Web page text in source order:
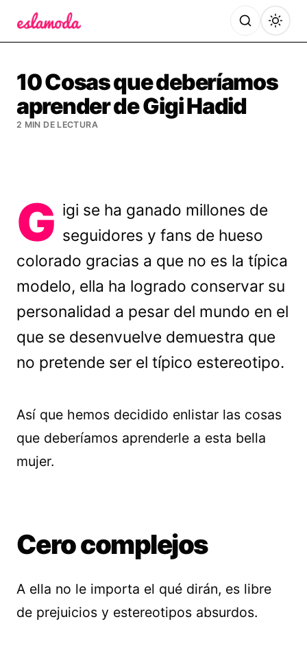
10 Cosas que deberíamos
aprender de Gigi Hadid
2 MIN DE LECTURA
G igi se ha ganado millones de
seguidores y fans de hueso
colorado gracias a que no es la típica
modelo, ella ha logrado conservar su
personalidad a pesar del mundo en el
que se desenvuelve demuestra que
no pretende ser el típico estereotipo.
Así que hemos decidido enlistar las cosas
que deberíamos aprenderle a esta bella
mujer.
Cero complejos
A ella no le importa el qué dirán, es libre
de prejuicios y estereotipos absurdos.